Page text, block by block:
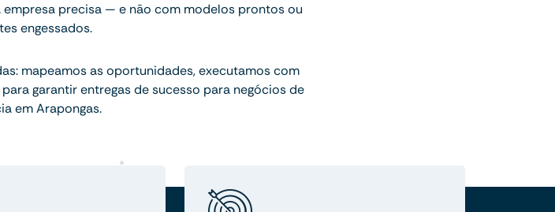
precisa — e não com modelos prontos ou
engessados.
mapeamos as oportunidades, executamos com
garantir entregas de sucesso para negócios de
em Arapongas.